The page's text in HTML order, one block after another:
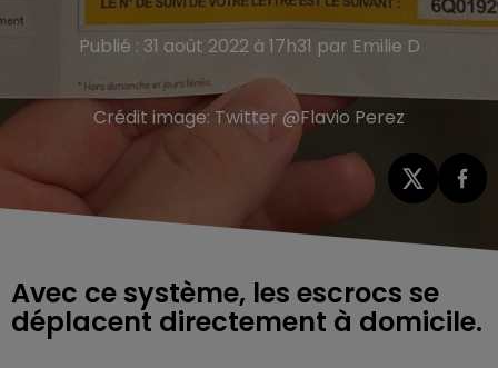
Publié : 31 août 2022 à 17h31 par Emilie D
Crédit image: Twitter @Flavio Perez
Avec ce système, les escrocs se
déplacent directement à domicile.